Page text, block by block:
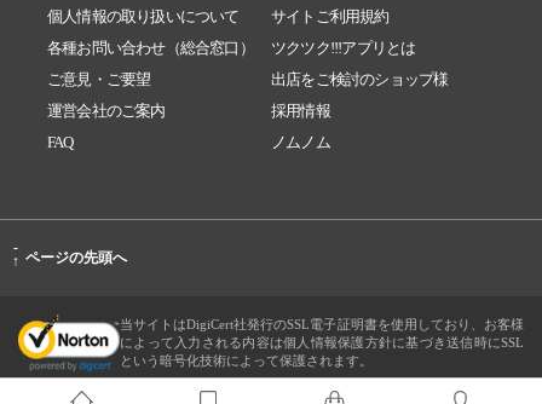
個人情報の取り扱いについて
サイトご利用規約
各種お問い合わせ（総合窓口）
ツクツク!!!アプリとは
ご意見・ご要望
出店をご検討のショップ様
運営会社のご案内
採用情報
FAQ
ノムノム
-
↑ ページの先頭へ
当サイトはDigiCert社発行のSSL電子証明書を使用しており、お客様
によって入力される内容は個人情報保護方針に基づき送信時にSSL
という暗号化技術によって保護されます。